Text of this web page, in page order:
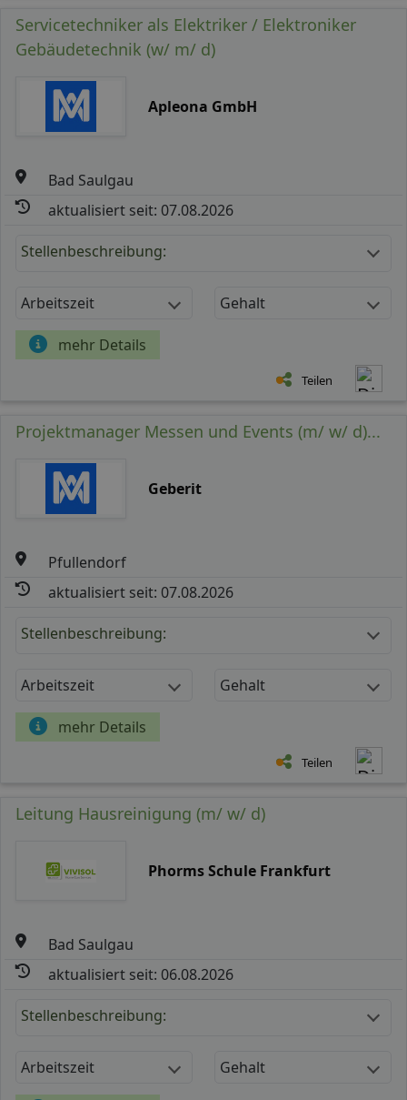
Servicetechniker als Elektriker / Elektroniker
Gebäudetechnik (w/ m/ d)
Apleona GmbH
Bad Saulgau
aktualisiert seit: 07.08.2026
Stellenbeschreibung:
Arbeitszeit Gehalt
mehr Details
Teilen
Projektmanager Messen und Events (m/ w/ d)...
Geberit
Pfullendorf
aktualisiert seit: 07.08.2026
Stellenbeschreibung:
Arbeitszeit Gehalt
mehr Details
Teilen
Leitung Hausreinigung (m/ w/ d)
Phorms Schule Frankfurt
Bad Saulgau
aktualisiert seit: 06.08.2026
Stellenbeschreibung:
Arbeitszeit Gehalt